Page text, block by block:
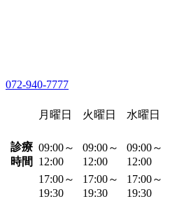
072-940-7777
月曜日 火曜日 水曜日
診療
時間
09:00～
12:00
09:00～
12:00
09:00～
12:00
17:00～
19:30
17:00～
19:30
17:00～
19:30